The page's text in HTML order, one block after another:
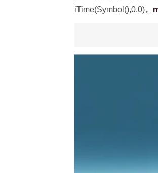
iTime(Symbol(),0,0)，